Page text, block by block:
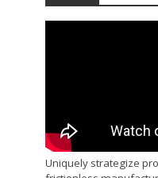
Uniquely strategize